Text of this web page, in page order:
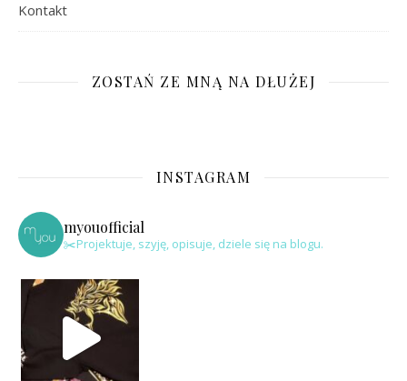
Kontakt
ZOSTAŃ ZE MNĄ NA DŁUŻEJ
INSTAGRAM
myouofficial
✂️Projektuje, szyję, opisuje, dziele się na blogu.